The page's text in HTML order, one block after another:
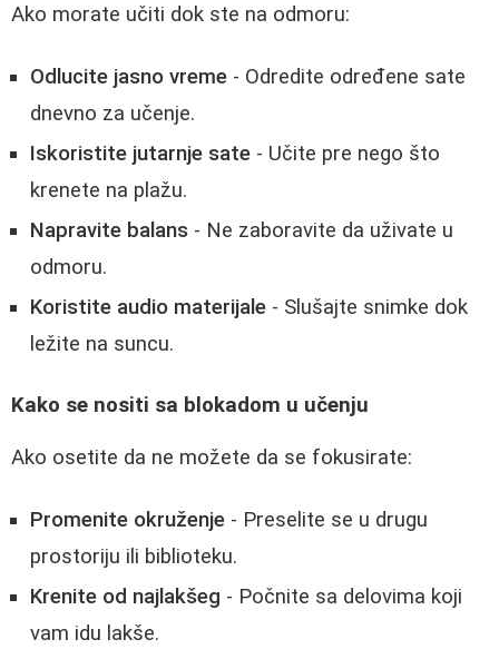
Ako morate učiti dok ste na odmoru:
Odlucite jasno vreme - Odredite određene sate
dnevno za učenje.
Iskoristite jutarnje sate - Učite pre nego što
krenete na plažu.
Napravite balans - Ne zaboravite da uživate u
odmoru.
Koristite audio materijale - Slušajte snimke dok
ležite na suncu.
Kako se nositi sa blokadom u učenju
Ako osetite da ne možete da se fokusirate:
Promenite okruženje - Preselite se u drugu
prostoriju ili biblioteku.
Krenite od najlakšeg - Počnite sa delovima koji
vam idu lakše.